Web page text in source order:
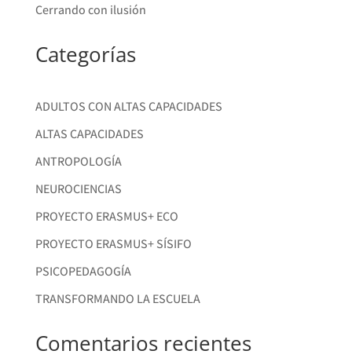
Cerrando con ilusión
Categorías
ADULTOS CON ALTAS CAPACIDADES
ALTAS CAPACIDADES
ANTROPOLOGÍA
NEUROCIENCIAS
PROYECTO ERASMUS+ ECO
PROYECTO ERASMUS+ SÍSIFO
PSICOPEDAGOGÍA
TRANSFORMANDO LA ESCUELA
Comentarios recientes